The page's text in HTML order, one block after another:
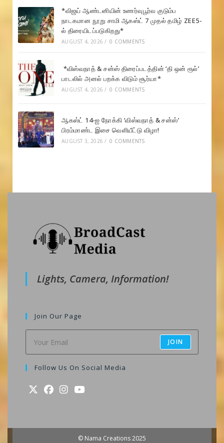
*விஜய் ஆண்டனியின் உணர்வுபூர்வ குடும்ப
நாடகமான நூறு சாமி ஆகஸ்ட் 7 முதல் தமிழ் ZEE5-
ல் திரையிடப்படுகிறது*
AUGUST 4, 2026 / 0 COMMENTS
*விஸ்வநாத் & சன்ஸ் திரைப்படத்தின் ‘தி ஒன் ரூல்’
பாடலில் அனல் பறக்க விடும் சூர்யா*
AUGUST 4, 2026 / 0 COMMENTS
ஆகஸ்ட் 14-ஐ நோக்கி ‘விஸ்வநாத் & சன்ஸ்’
பிரம்மாண்ட இசை வெளியீட்டு விழா!
AUGUST 3, 2026 / 0 COMMENTS
Lights, Camera, Information!
Join Our Page
JOIN
Follow Us On Social Media
a
a
a
a
© Nama Creations 2025